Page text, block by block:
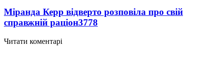
Міранда Керр відверто розповіла про свій
справжній раціон3778
Читати коментарі